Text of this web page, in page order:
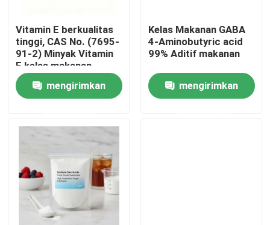
Produk
Video
Vitamin E berkualitas
tinggi, CAS No. (7695-
91-2) Minyak Vitamin
E kelas makanan
mengirimkan
Kelas Makanan GABA
4-Aminobutyric acid
99% Aditif makanan
mengirimkan